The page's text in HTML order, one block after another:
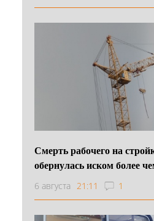
Смерть рабочего на
обернулась иском более
6 августа 21:11 1